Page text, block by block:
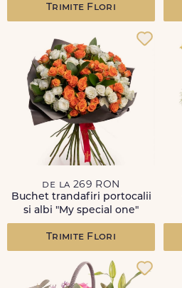
Trimite Flori
de la 269 RON
Buchet trandafiri portocalii
si albi "My special one"
Trimite Flori